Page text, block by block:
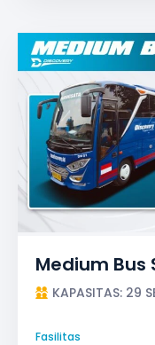
Medium Bus
KAPASITAS: 29
Fasilitas